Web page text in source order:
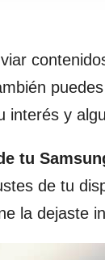
y
tu
de tu
la dejaste